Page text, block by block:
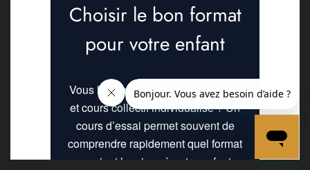
Choisir le bon format
pour votre enfant
Vous hésitez entre cours particulier
et cours collectif individualisé ? Un
cours d’essai permet souvent de
comprendre rapidement quel format
convient le mieux à votre enfant.